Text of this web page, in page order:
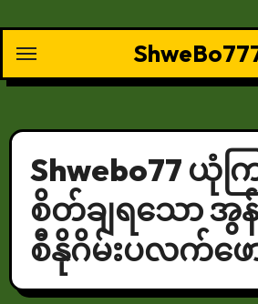
content
Shwebo77 ယုံ
စိတ်ချရသော အွ
စီနိုဂိမ်းပလက်ဖေ